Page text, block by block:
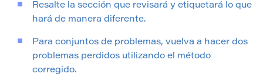
Resalte la sección que revisará y etiquetará lo que
hará de manera diferente.
Para conjuntos de problemas, vuelva a hacer dos
problemas perdidos utilizando el método
corregido.